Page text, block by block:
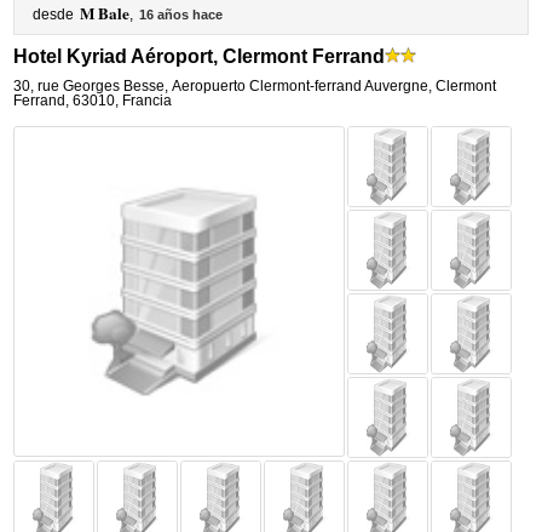
desde M Bale, 16 años hace
Hotel Kyriad Aéroport, Clermont Ferrand
30, rue Georges Besse,Aeropuerto Clermont-ferrand Auvergne, Clermont
Ferrand ,63010, Francia